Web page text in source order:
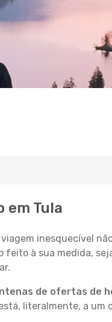
em Tula
inesquecível
à sua medida,
de ofertas de
literalmente, a um